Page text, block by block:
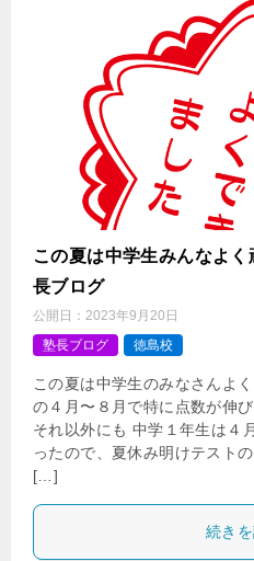
この夏は中学生みんなよ
長ブログ
公開日： 2023年9月20日
塾長ブログ
徳島校
この夏は中学生のみなさんよ
の４月〜８月で特に点数が伸
それ以外にも 中学１年生は４
ったので、夏休み明けテスト
[…]
続き